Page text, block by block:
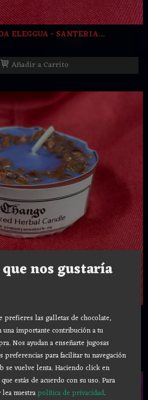
ELEGGUA - SANTERIA...
Añadir a Carrito
CHANGO- SANTERIA -...
Añadir a Carrito
nos gustaría
prefieres las galletas de chocolate,
una importante contribución a tu
Nos ayudan a enseñarte jugosas
preferencias para facilitar tu navegación
se vuelve lenta. Haciendo click en
estás de acuerdo con su uso.Para
nuestrapolítica de privacidad.